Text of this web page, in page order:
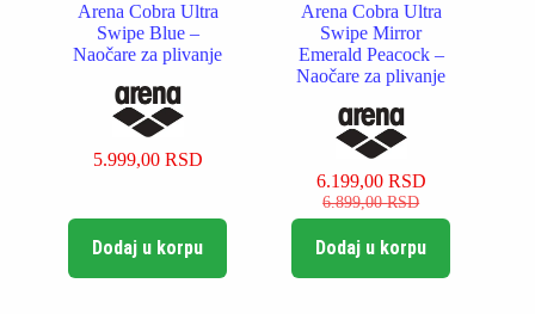
Arena Cobra Ultra
Swipe Blue –
Naočare za plivanje
5.999,00 RSD
Dodaj u korpu
Arena Cobra Ultra
Swipe Mirror
Emerald Peacock –
Naočare za plivanje
6.899,00RSD
Originalna
cena
je
6.199,00 RSD
Trenutna
cena
je:
6.199,00 RSD.
Dodaj u korpu